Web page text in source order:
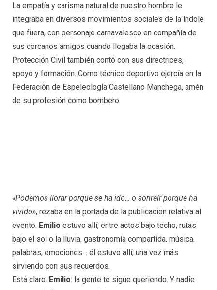
La empatía y carisma natural de nuestro hombre le
integraba en diversos movimientos sociales de la índole
que fuera, con personaje carnavalesco en compañía de
sus cercanos amigos cuando llegaba la ocasión.
Protección Civil también contó con sus directrices,
apoyo y formación. Como técnico deportivo ejercía en la
Federación de Espeleología Castellano Manchega, amén
de su profesión como bombero.
«Podemos llorar porque se ha ido… o sonreír porque ha
vivido», rezaba en la portada de la publicación relativa al
evento. Emilio estuvo allí, entre actos bajo techo, rutas
bajo el sol o la lluvia, gastronomía compartida, música,
palabras, emociones… él estuvo allí, una vez más
sirviendo con sus recuerdos.
Está claro, Emilio: la gente te sigue queriendo. Y nadie